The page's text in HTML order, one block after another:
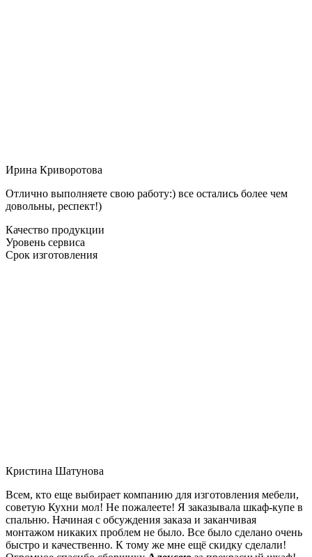
Ирина Криворотова
Отлично выполняете свою работу:) все остались более чем
довольны, респект!)
Качество продукции
Уровень сервиса
Срок изготовления
Кристина Шатунова
Всем, кто еще выбирает компанию для изготовления мебели,
советую Кухни мол! Не пожалеете! Я заказывала шкаф-купе в
спальню. Начиная с обсуждения заказа и заканчивая
монтажом никаких проблем не было. Все было сделано очень
быстро и качественно. К тому же мне ещё скидку сделали!